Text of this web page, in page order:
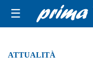
☰
ATTUALITÀ